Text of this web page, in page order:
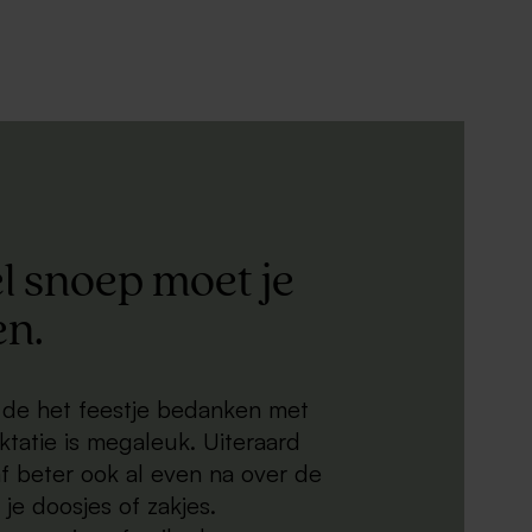
snoep moet je
het feestje bedanken met
is megaleuk. Uiteraard
beter ook al even na over de
doosjes of zakjes.